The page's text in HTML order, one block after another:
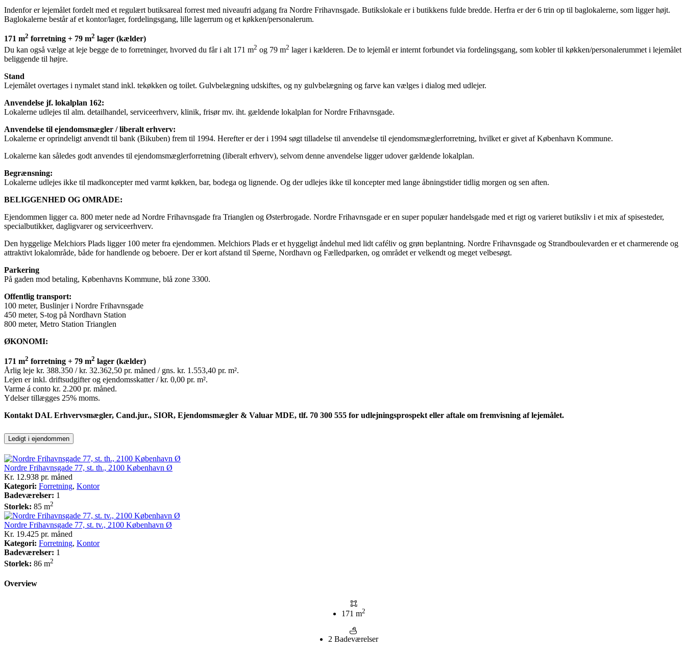
Indenfor er lejemålet fordelt med et regulært butiksareal forrest med niveaufri adgang fra Nordre Frihavnsgade. Butikslokale er i butikkens fulde bredde. Herfra er der 6 trin op til baglokalerne, som ligger højt.
Baglokalerne består af et kontor/lager, fordelingsgang, lille lagerrum og et køkken/personalerum.
171 m2 forretning + 79 m2 lager (kælder)
Du kan også vælge at leje begge de to forretninger, hvorved du får i alt 171 m2 og 79 m2 lager i kælderen. De to lejemål er internt forbundet via fordelingsgang, som kobler til køkken/personalerummet i lejemålet
beliggende til højre.
Stand
Lejemålet overtages i nymalet stand inkl. tekøkken og toilet. Gulvbelægning udskiftes, og ny gulvbelægning og farve kan vælges i dialog med udlejer.
Anvendelse jf. lokalplan 162:
Lokalerne udlejes til alm. detailhandel, serviceerhverv, klinik, frisør mv. iht. gældende lokalplan for Nordre Frihavnsgade.
Anvendelse til ejendomsmægler / liberalt erhverv:
Lokalerne er oprindeligt anvendt til bank (Bikuben) frem til 1994. Herefter er der i 1994 søgt tilladelse til anvendelse til ejendomsmæglerforretning, hvilket er givet af København Kommune.
Lokalerne kan således godt anvendes til ejendomsmæglerforretning (liberalt erhverv), selvom denne anvendelse ligger udover gældende lokalplan.
Begrænsning:
Lokalerne udlejes ikke til madkoncepter med varmt køkken, bar, bodega og lignende. Og der udlejes ikke til koncepter med lange åbningstider tidlig morgen og sen aften.
BELIGGENHED OG OMRÅDE:
Ejendommen ligger ca. 800 meter nede ad Nordre Frihavnsgade fra Trianglen og Østerbrogade. Nordre Frihavnsgade er en super populær handelsgade med et rigt og varieret butiksliv i et mix af spisesteder,
specialbutikker, dagligvarer og serviceerhverv.
Den hyggelige Melchiors Plads ligger 100 meter fra ejendommen. Melchiors Plads er et hyggeligt åndehul med lidt caféliv og grøn beplantning. Nordre Frihavnsgade og Strandboulevarden er et charmerende og
attraktivt lokalområde, både for handlende og beboere. Der er kort afstand til Søerne, Nordhavn og Fælledparken, og området er velkendt og meget velbesøgt.
Parkering
På gaden mod betaling, Københavns Kommune, blå zone 3300.
Offentlig transport:
100 meter, Buslinjer i Nordre Frihavnsgade
450 meter, S-tog på Nordhavn Station
800 meter, Metro Station Trianglen
ØKONOMI:
171 m2 forretning + 79 m2 lager (kælder)
Årlig leje kr. 388.350 / kr. 32.362,50 pr. måned / gns. kr. 1.553,40 pr. m².
Lejen er inkl. driftsudgifter og ejendomsskatter / kr. 0,00 pr. m².
Varme á conto kr. 2.200 pr. måned.
Ydelser tillægges 25% moms.
Kontakt DAL Erhvervsmægler, Cand.jur., SIOR, Ejendomsmægler & Valuar MDE, tlf. 70 300 555 for udlejningsprospekt eller aftale om fremvisning af lejemålet.
Ledigt i ejendommen
Nordre Frihavnsgade 77, st. th., 2100 København Ø
Kr. 12.938 pr. måned
Kategori: Forretning, Kontor
Badeværelser: 1
Storlek: 85 m2
Nordre Frihavnsgade 77, st. tv., 2100 København Ø
Kr. 19.425 pr. måned
Kategori: Forretning, Kontor
Badeværelser: 1
Storlek: 86 m2
Overview
171 m2
2 Badeværelser